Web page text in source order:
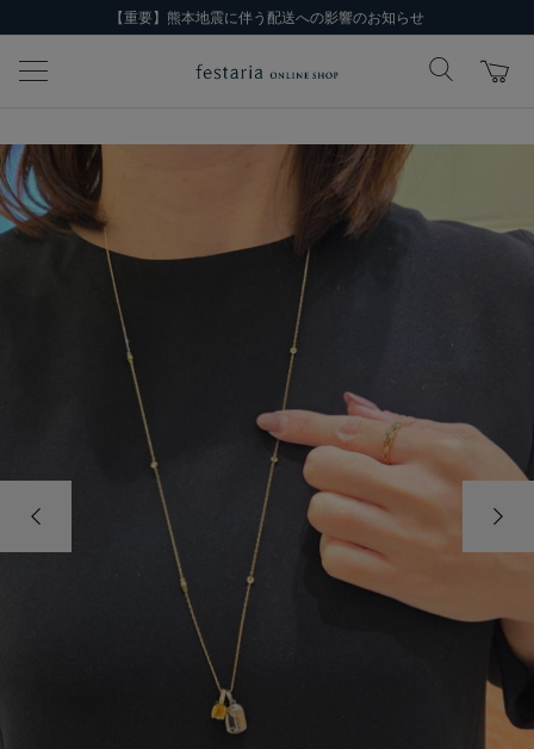
【重要】熊本地震に伴う配送への影響のお知らせ